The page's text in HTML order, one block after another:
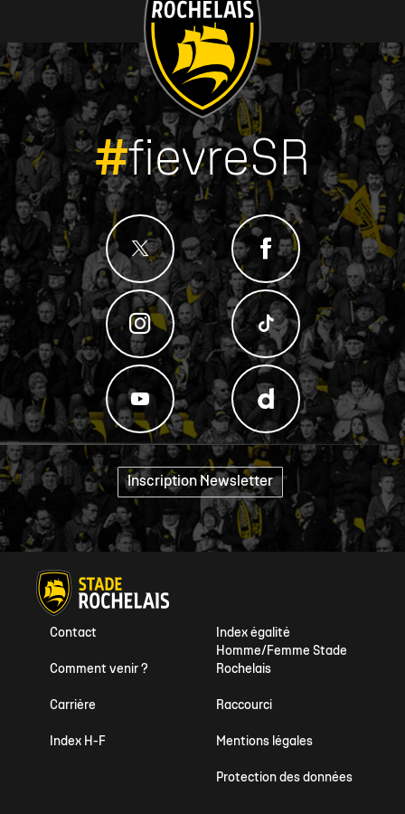
#fievreSR
Inscription Newsletter "
Index égalité
Homme/Femme Stade
Rochelais
Contact
Comment venir ?
Raccourci
Carrière
Mentions légales
Index H-F
Protection des données